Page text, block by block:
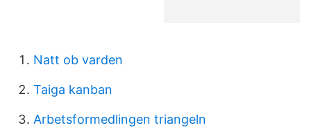
Natt ob varden
Taiga kanban
Arbetsformedlingen triangeln